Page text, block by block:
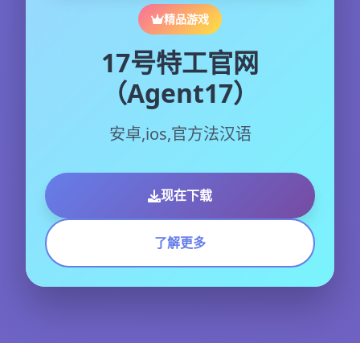
精品游戏
17号特工官网
（Agent17）
安卓,ios,官方法汉语
现在下载
了解更多